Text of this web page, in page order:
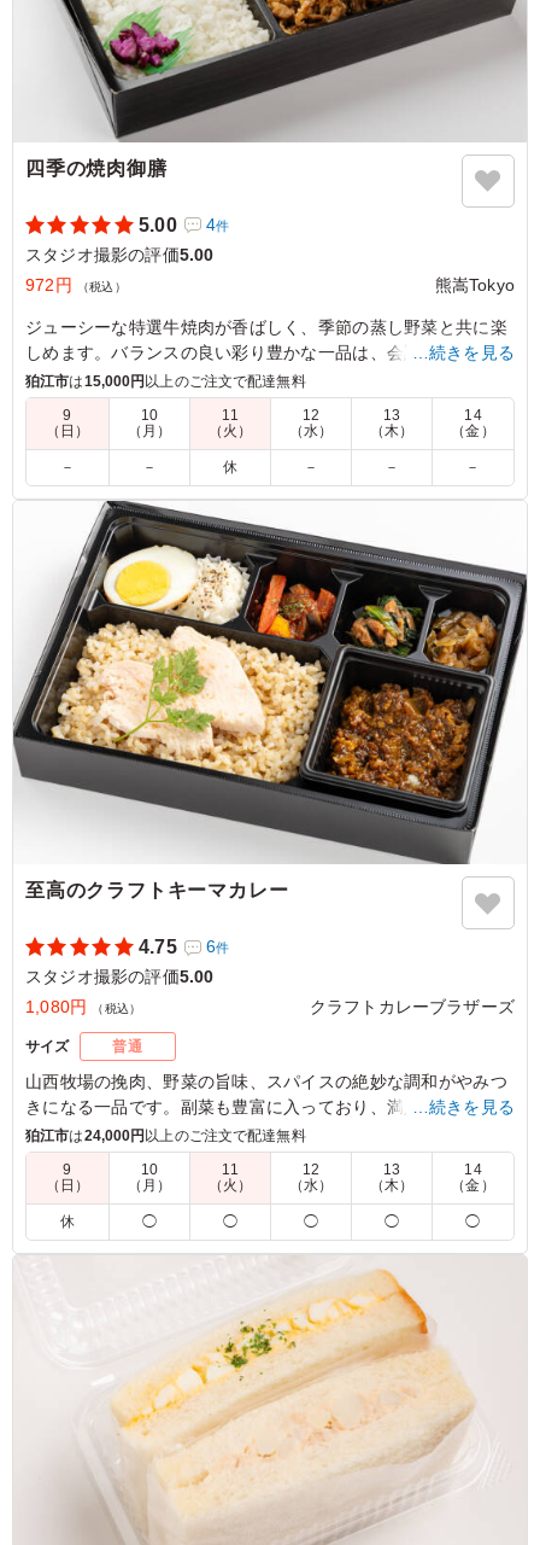
四季の焼肉御膳
5.00 4件
スタジオ撮影の評価5.00
972円
（税込） 熊嵩Tokyo
ジューシーな特選牛焼肉が香ばしく、季節の蒸し野菜と共に楽
しめます。バランスの良い彩り豊かな一品は、会議や社内懇親
ランチに最適です。
5.0
しっかりとした味付けのお肉で食欲が進み、冷めてもおい
しく食べられました。付け合わせも種類があり満足感があ
ります。ボリュームもちょうど良く、午後の撮影に向けて
しっかりエネルギー補給ができるお弁当でした
ご利用シーン：ロケ・撮影›スタジオ撮影
東京都世田谷区野毛2026/06/24
…続きを見る
狛江市は15,000円以上のご注文で配達無料
9
（日）
10
（月）
11
（火）
12
（水）
13
（木）
14
（金）
－ － 休 － － －
至高のクラフトキーマカレー
4.75 6件
スタジオ撮影の評価5.00
1,080円
（税込） クラフトカレーブラザーズ
サイズ 普通
山西牧場の挽肉、野菜の旨味、スパイスの絶妙な調和がやみつ
きになる一品です。副菜も豊富に入っており、満足感が高いな
がらもさらっとお召し上がりいただける、クラフトカレーブラ
ザーズでも人気の商品です。
※ご飯の種類を下記プルダウンよりお選びください。
※おしぼりが必要な場合は連絡事項にご記入ください。
野菜と挽肉のいわゆる定番のキーマカレーでした。 クラ
フトカレーなだけあって、スパイスが効いていてさっぱり
美味しくいただけました。 全体的に高タンパクな内容
で、ヘルシーな印象を受けました。
ロケ・撮影 ›スタジオ撮影
東京都渋谷区笹塚
2026/06/24
…続きを見る
狛江市は24,000円 以上のご注文で配達無料
9
（日）
10
（月）
11
（火）
12
（水）
13
（木）
14
（金）
休 ◯ ◯ ◯ ◯ ◯